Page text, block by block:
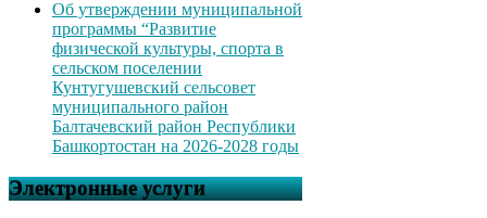
Об утверждении муниципальной
программы “Развитие
физической культуры, спорта в
сельском поселении
Кунтугушевский сельсовет
муниципального район
Балтачевский район Республики
Башкортостан на 2026-2028 годы
Электронные услуги